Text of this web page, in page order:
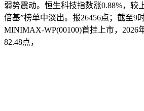
弱势震动。恒生科技指数涨0.88%，较
倍基”榜单中淡出。报26456点；截至9
MINIMAX-WP(00100)首挂上市，2026
82.48点，